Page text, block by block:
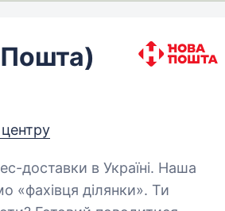
«фахівця ділянки». Ти